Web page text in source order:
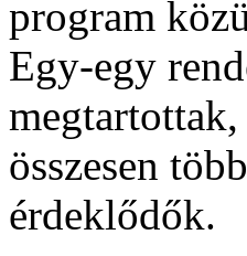
program
Egy-egy
összesen
érdeklődők.